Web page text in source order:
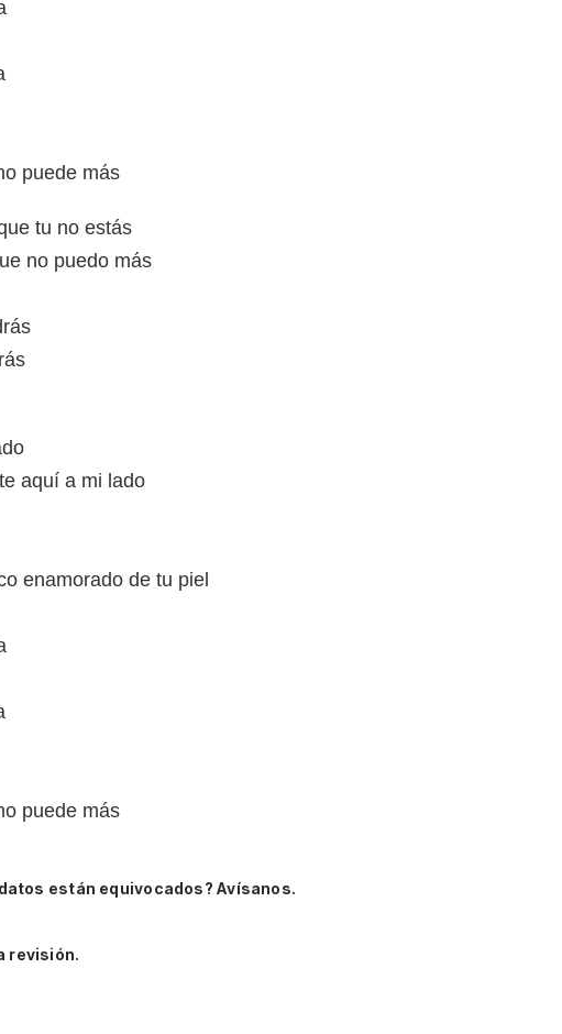
puede más
tu no estás
no puedo más
aquí a mi lado
enamorado de tu piel
puede más
están equivocados? Avísanos.
revisión.